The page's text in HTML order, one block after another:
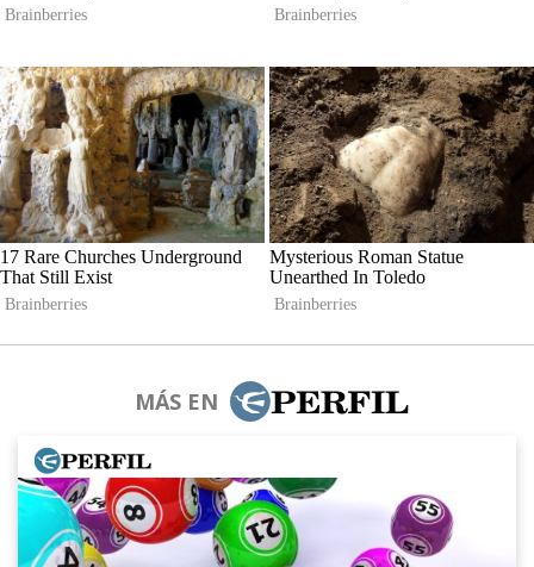
MÁS EN